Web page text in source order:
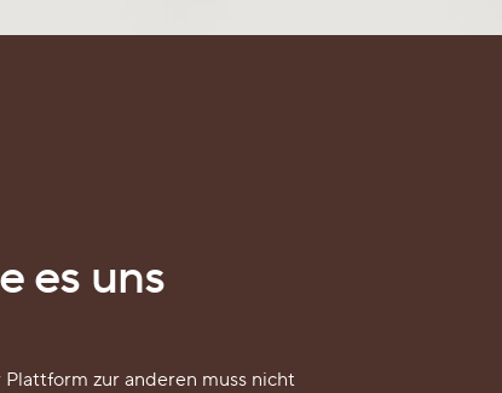
es uns
zur anderen muss nicht